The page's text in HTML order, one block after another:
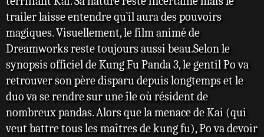
trailer laisse entendre qu`il aura des pouvoirs
magiques. Visuellement, le film animé de
Dreamworks reste toujours aussi beau.Selon le
synopsis officiel de Kung Fu Panda 3, le gentil Po va
retrouver son père disparu depuis longtemps et le
duo va se rendre sur une île où résident de
nombreux pandas. Alors que la menace de Kai (qui
veut battre tous les maîtres de kung fu), Po va devoir